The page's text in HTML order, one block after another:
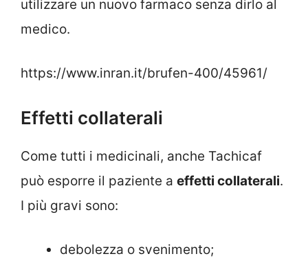
utilizzare un nuovo farmaco senza dirlo al
medico.
https://www.inran.it/brufen-400/45961/
Effetti collaterali
Come tutti i medicinali, anche Tachicaf
può esporre il paziente a effetti collaterali.
I più gravi sono:
debolezza o svenimento;